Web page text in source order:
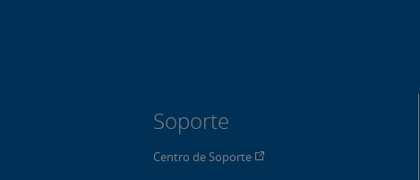
Soporte
Centro de Soporte